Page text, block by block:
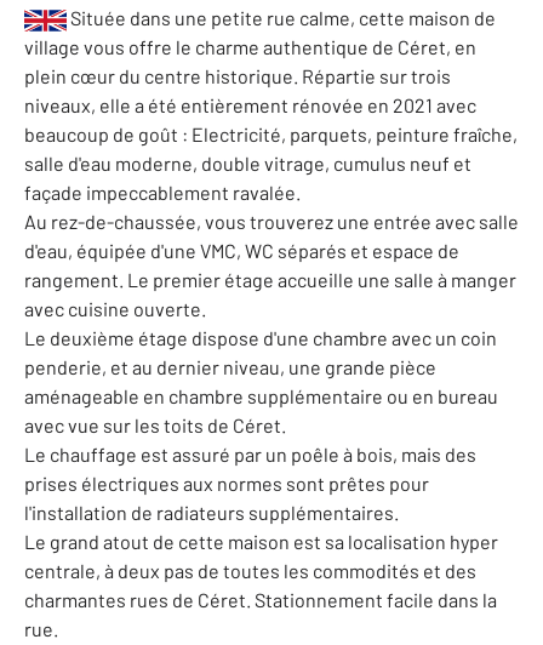
Située dans une petite rue calme, cette maison de
village vous offre le charme authentique de Céret, en
plein cœur du centre historique. Répartie sur trois
niveaux, elle a été entièrement rénovée en 2021 avec
beaucoup de goût : Electricité, parquets, peinture fraîche,
salle d'eau moderne, double vitrage, cumulus neuf et
façade impeccablement ravalée.
Au rez-de-chaussée, vous trouverez une entrée avec salle
d'eau, équipée d'une VMC, WC séparés et espace de
rangement. Le premier étage accueille une salle à manger
avec cuisine ouverte.
Le deuxième étage dispose d'une chambre avec un coin
penderie, et au dernier niveau, une grande pièce
aménageable en chambre supplémentaire ou en bureau
avec vue sur les toits de Céret.
Le chauffage est assuré par un poêle à bois, mais des
prises électriques aux normes sont prêtes pour
l'installation de radiateurs supplémentaires.
Le grand atout de cette maison est sa localisation hyper
centrale, à deux pas de toutes les commodités et des
charmantes rues de Céret. Stationnement facile dans la
rue.